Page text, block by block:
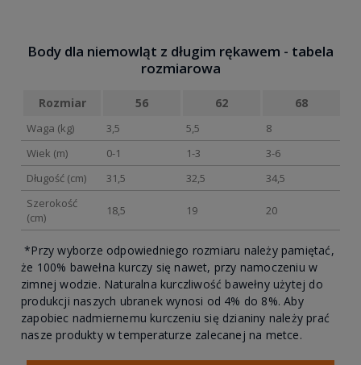
Body dla niemowląt z długim rękawem - tabela
rozmiarowa
Rozmiar 56 62 68
Waga (kg) 3,5 5,5
8
Wiek (m)
0-1 1-3
3-6
Długość (cm)
31,5 32,5
34,5
Szerokość
(cm)
18,5 19 20
*Przy wyborze odpowiedniego rozmiaru należy pamiętać,
że 100% bawełna kurczy się nawet, przy namoczeniu w
zimnej wodzie. Naturalna kurczliwość bawełny użytej do
produkcji naszych ubranek wynosi od 4% do 8%. Aby
zapobiec nadmiernemu kurczeniu się dzianiny należy prać
nasze produkty w temperaturze zalecanej na metce.